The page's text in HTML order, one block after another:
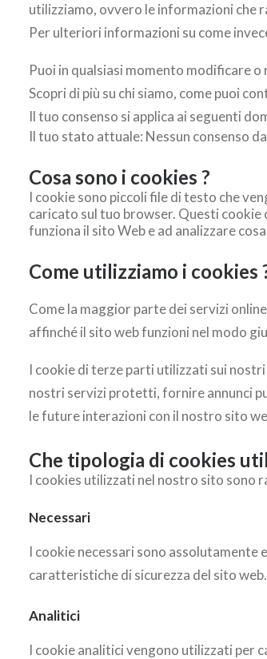
utilizziamo, ovvero le informazioni che
Per ulteriori informazioni su come
Puoi in qualsiasi momento modificare
Scopri di più su chi siamo, come puoi
Il tuo consenso si applica ai seguenti
Il tuo stato attuale: Nessun consenso
Cosa sono i cookies ?
I cookie sono piccoli file di testo che
caricato sul tuo browser. Questi
funziona il sito Web e ad analizzare
Come utilizziamo i cookies
Come la maggior parte dei servizi
affinché il sito web funzioni nel modo
I cookie di terze parti utilizzati sui
nostri servizi protetti, fornire annunci
le future interazioni con il nostro sito
Che tipologia di cookies
I cookies utilizzati nel nostro sito sono
Necessari
I cookie necessari sono
caratteristiche di sicurezza del sito
Analitici
I cookie analitici vengono utilizzati per